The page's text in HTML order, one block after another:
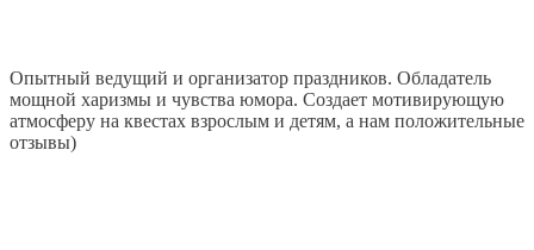
Опытный ведущий и организатор праздников. Обладатель
мощной харизмы и чувства юмора. Создает мотивирующую
атмосферу на квестах взрослым и детям, а нам положительные
отзывы)